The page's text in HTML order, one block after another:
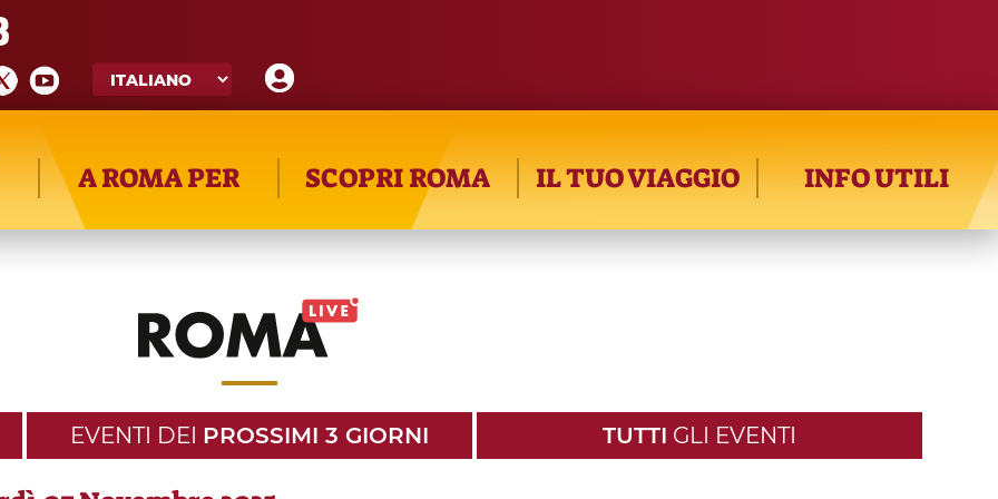
A ROMA PER SCOPRI ROMA IL TUO VIAGGIO INFO UTILI
EVENTI DEI PROSSIMI 3 GIORNI TUTTI GLI EVENTI